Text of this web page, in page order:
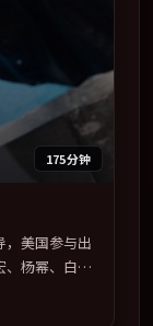
175分钟
，美国参与出
、杨幂、白
演与视听上